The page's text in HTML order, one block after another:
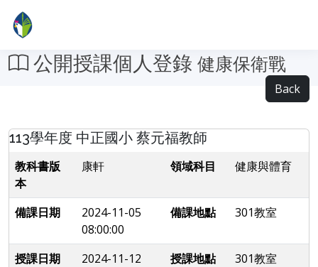
公開授課個人登錄 健康保衛戰
Back
113學年度 中正國小 蔡元福教師
教科書版
本
康軒 領域科目 健康與體育
備課日期
2024-11-05
08:00:00
備課地點 301教室
授課日期
2024-11-12
授課地點 301教室